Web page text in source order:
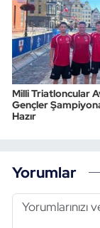
Milli Triatloncular
Gençler
Hazır
Yorumlar